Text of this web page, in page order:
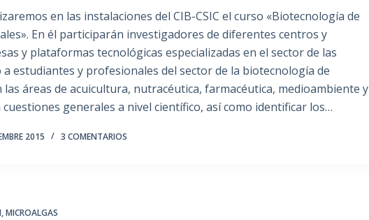
en las instalaciones del CIB-CSIC el curso «Biotecnología de
En él participarán investigadores de diferentes centros y
y plataformas tecnológicas especializadas en el sector de las
estudiantes y profesionales del sector de la biotecnología de
las áreas de acuicultura, nutracéutica, farmacéutica, medioambiente y
generales a nivel científico, así como identificar los…
2015 3 COMENTARIOS
,MICROALGAS